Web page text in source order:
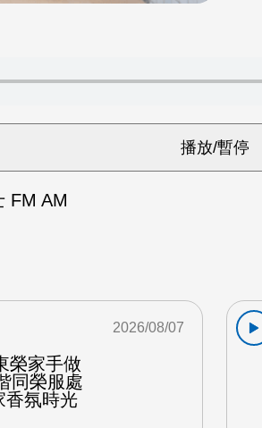
FM AM
榮家手做
同榮服處
香氛時光
2026/08/07